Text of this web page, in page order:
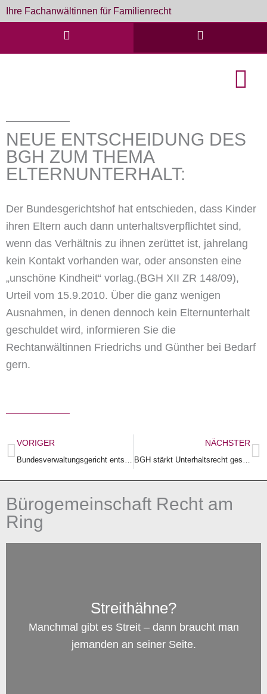
Zum
Inhalt
Ihre Fachanwältinnen für Familienrecht
NEUE ENTSCHEIDUNG DES
BGH ZUM THEMA
ELTERNUNTERHALT:
Der Bundesgerichtshof hat entschieden, dass Kinder
ihren Eltern auch dann unterhaltsverpflichtet sind,
wenn das Verhältnis zu ihnen zerüttet ist, jahrelang
kein Kontakt vorhanden war, oder ansonsten eine
„unschöne Kindheit“ vorlag.(BGH XII ZR 148/09),
Urteil vom 15.9.2010. Über die ganz wenigen
Ausnahmen, in denen dennoch kein Elternunterhalt
geschuldet wird, informieren Sie die
Rechtanwältinnen Friedrichs und Günther bei Bedarf
gern.
Zurück
VORIGER
Bundesverwaltungsgericht entscheidet: unterhaltsrechtlicher Selbstbehalt auch bei Kostenbeiträgen in der Jugendhilfe
NÄCHSTER
BGH stärkt Unterhaltsrecht geschiedener Frauen
Bürogemeinschaft Recht am
Ring
Streithähne?
Manchmal gibt es Streit – dann braucht man
jemanden an seiner Seite.